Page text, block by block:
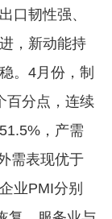
口韧性强、
，新动能持
。4月份，制
百分点，连续
，产需
需表现优于
业PMI分别